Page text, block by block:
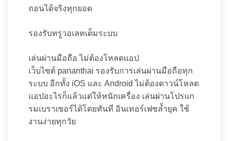
ถอนได้จริงทุกยอด
รองรับทรูวอเลทเต็มระบบ
เล่นผ่านมือถือ ไม่ต้องโหลดแอป
เว็บไซต์ pananthai รองรับการเล่นผ่านมือถือทุก
ระบบ อีกทั้ง iOS และ Android ไม่ต้องดาวน์โหลด
แอปอะไรก็แล้วแต่ให้หนักเครื่อง เล่นผ่านโปรแก
รมเบราเซอร์ได้โดยทันที อินเทอร์เฟซล้ำยุค ใช้
งานง่ายทุกวัย